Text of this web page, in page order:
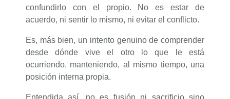
confundirlo con el propio. No es estar de
acuerdo, ni sentir lo mismo, ni evitar el conflicto.
Es, más bien, un intento genuino de comprender
desde dónde vive el otro lo que le está
ocurriendo, manteniendo, al mismo tiempo, una
posición interna propia.
Entendida así, no es fusión ni sacrificio sino